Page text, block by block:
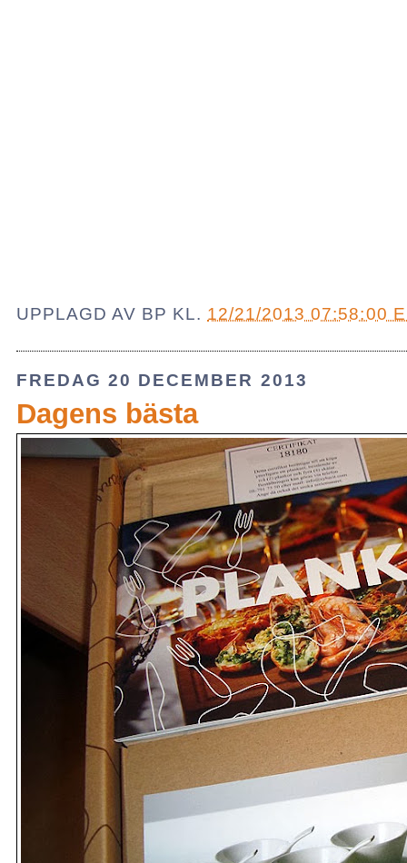
UPPLAGD AV BP KL. 12/21/2013 07:58:00
FREDAG 20 DECEMBER 2013
Dagens bästa